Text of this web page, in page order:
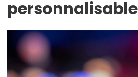
personnalisable